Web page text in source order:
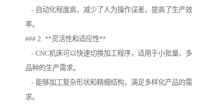
- 自动化程度高，减少了人为操作误差，提高了生产效
率。
### 2. **灵活性和适应性**
- CNC机床可以快速切换加工程序，适用于小批量、多
品种的生产需求。
- 能够加工复杂形状和精细结构，满足多样化产品的需
求。